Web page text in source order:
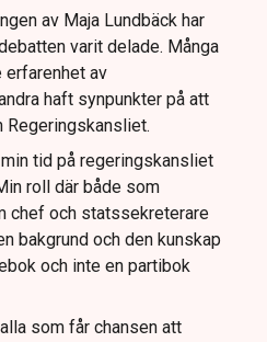
av Maja Lundbäck har
varit delade. Många
erfarenhet av
haft synpunkter på att
Regeringskansliet.
tid på regeringskansliet
roll där både som
chef och statssekreterare
bakgrund och den kunskap
och inte en partibok
som får chansen att